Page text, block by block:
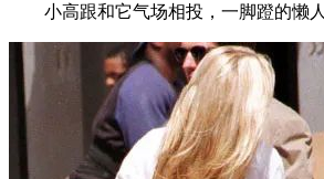
小高跟和它气场相投，一脚蹬的懒人